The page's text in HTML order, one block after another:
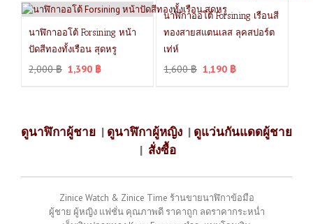
นาฬิกาออโต้ Forsining หน้า
ปัดสีทองทั้งเรือน สุดหรู
2,000฿ 1,390 ฿
นาฬิกาออโต้ Forsining เรือนสี
ทองสายสแตนเลส ลุคสปอร์ต
เท่ห์
1,600฿ 1,190 ฿
ดูนาฬิกาผู้ชาย | ดูนาฬิกาผู้หญิง | ดูแว่นกันแดดผู้ชาย
| สั่งซื้อ
Zinice Watch & Zinice Time ร้านขายนาฬิกาข้อมือ
ผู้ชาย ผู้หญิง แฟชั่น คุณภาพดี ราคาถูก ลดราคากระหน่ำ